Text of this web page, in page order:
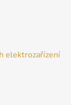
elektrozařízení